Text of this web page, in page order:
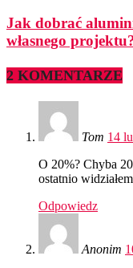
Jak dobrać
własnego
2 KOMENTARZE
Tom 14
O 20%? Chyba
ostatnio
Odpowiedz
Anonim